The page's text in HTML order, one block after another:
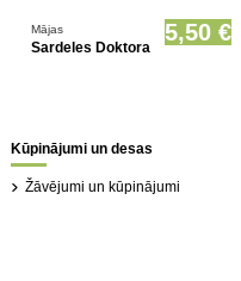
Mājas
Sardeles Doktora
5,50 €
Kūpinājumi un desas
Žāvējumi un kūpinājumi